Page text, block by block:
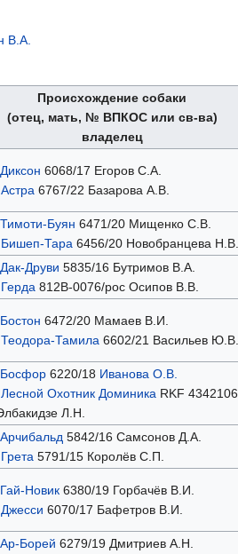
В.А.
Происхождение собаки
(отец, мать, № ВПКОС или св-ва)
владелец
Диксон 6068/17 Егоров С.А.
Астра 6767/22 Базарова А.В.
Тимоти-Буян 6471/20 Мищенко С.В.
Бишеп-Тара 6456/20 Новобранцева Н.В.
Дак-Друви 5835/16 Бутримов В.А.
Герда 812В-0076/рос Осипов В.В.
Бостон 6472/20 Мамаев В.И.
Теодора-Тамила 6602/21 Васильев Ю.В.
Босфор 6220/18 Иванова О.В.
Лесной Охотник Доминика RKF 4342106
Л.Н.
Арчибальд 5842/16 Самсонов Д.А.
Грета 5791/15 Королëв С.П.
Гай-Новик6380/19 Горбачёв В.И.
Джесси 6070/17 Бафетров В.И.
Ар-Борей 6279/19 Дмитриев А.Н.